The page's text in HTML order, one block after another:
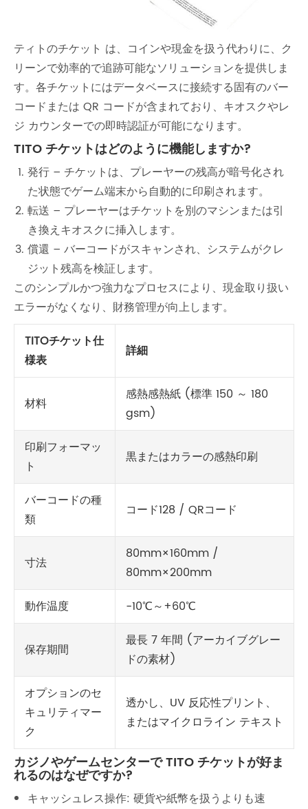
ティトのチケット は、コインや現金を扱う代わりに、ク
リーンで効率的で追跡可能なソリューションを提供しま
す。各チケットにはデータベースに接続する固有のバー
コードまたは QR コードが含まれており、キオスクやレ
ジ カウンターでの即時認証が可能になります。
TITO チケットはどのように機能しますか?
発行 – チケットは、プレーヤーの残高が暗号化され
た状態でゲーム端末から自動的に印刷されます。
転送 – プレーヤーはチケットを別のマシンまたは引
き換えキオスクに挿入します。
償還 – バーコードがスキャンされ、システムがクレ
ジット残高を検証します。
このシンプルかつ強力なプロセスにより、現金取り扱い
エラーがなくなり、財務管理が向上します。
TITOチケット仕
様表
詳細
材料
感熱感熱紙 (標準 150 ～ 180
gsm)
印刷フォーマッ
ト
黒またはカラーの感熱印刷
バーコードの種
類
コード128 / QRコード
寸法
80mm×160mm /
80mm×200mm
動作温度
-10℃～+60℃
保存期間
最長 7 年間 (アーカイブグレー
ドの素材)
オプションのセ
キュリティマー
ク
透かし、UV 反応性プリント、
またはマイクロライン テキスト
カジノやゲームセンターで TITO チケットが好ま
れるのはなぜですか?
キャッシュレス操作: 硬貨や紙幣を扱うよりも速